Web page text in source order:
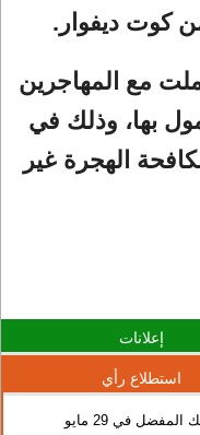
كوت ديفوار.
مع المهاجرين
بها، وذلك في
الهجرة غير
إعلانات
استطلاع رأي
في 29 مايو